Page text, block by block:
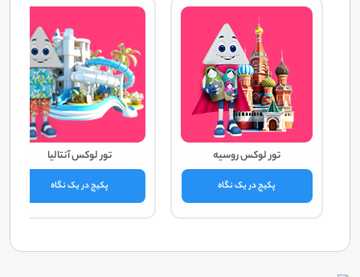
تور لوکس روسیه
پکیج در یک نگاه
تور لوکس آنتالیا
پکیج در یک نگاه